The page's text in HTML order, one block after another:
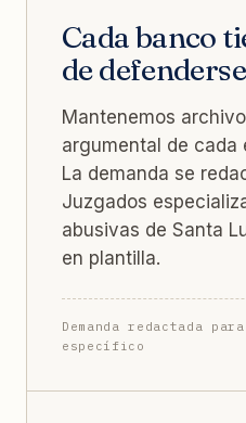
Cada banco
de
Mantenemos
argumental de cada
La demanda se
Juzgados
abusivas de Santa
en plantilla.
Demanda redactada
específico